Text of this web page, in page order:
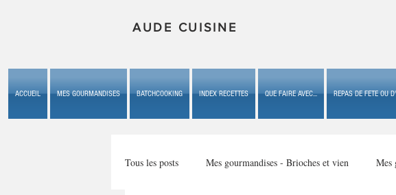
AUDE CUISINE
ACCUEIL MES GOURMANDISES BATCHCOOKING INDEX RECETTES QUE FAIRE AVEC... REPAS DE FETE OU
Tous les posts Mes gourmandises - Brioches et vien Mes